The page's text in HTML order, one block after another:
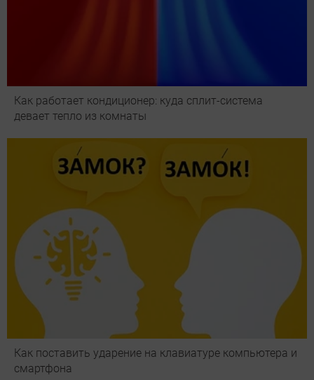
Как работает кондиционер: куда сплит-система
девает тепло из комнаты
Как поставить ударение на клавиатуре компьютера и
смартфона